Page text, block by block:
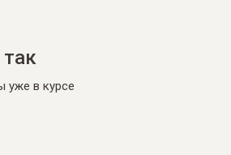
уже в курсе